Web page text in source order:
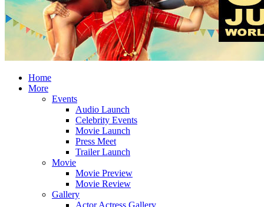
Home
More
Events
Audio Launch
Celebrity Events
Movie Launch
Press Meet
Trailer Launch
Movie
Movie Preview
Movie Review
Gallery
Actor Actress Gallery